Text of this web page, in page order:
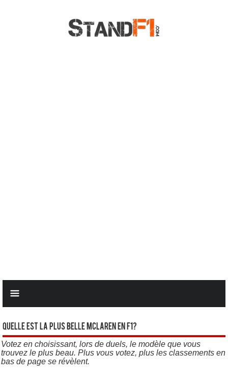
Quelle est la plus belle Mclaren en F1?
Votez en choisissant, lors de duels, le modèle que vous
trouvez le plus beau. Plus vous votez, plus les classements en
bas de page se révèlent.